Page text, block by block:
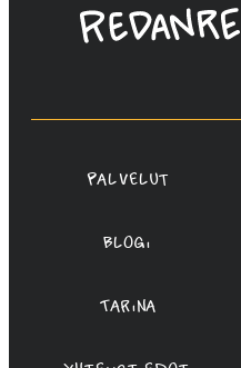
Linda
Saukko-
Oy
Palvelut
Blogi
Tarina